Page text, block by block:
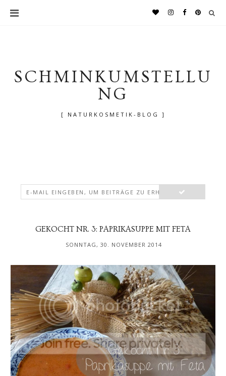
SCHMINKUMSTELLU
NG
[ NATURKOSMETIK-BLOG ]
GEKOCHT NR. 3: PAPRIKASUPPE MIT FETA
SONNTAG, 30. NOVEMBER 2014